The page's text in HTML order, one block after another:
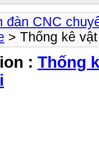
đàn CNC
> Thống kê
: Thống